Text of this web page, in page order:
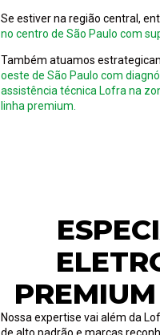
Se estiver na região central,
no centro de São Paulo com
Também atuamos
oeste de São Paulo com
assistência técnica Lofra na
linha premium.
Nossa expertise vai além da
de alto padrão e marcas